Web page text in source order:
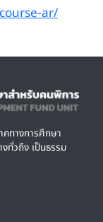
ar/
คทางการศึกษา
ทั่วถึง เป็นธรรม